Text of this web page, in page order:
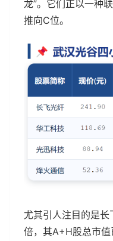
龙”。它们正以一种
推向C位。
尤其引人注目的是
倍，其A+H股总市